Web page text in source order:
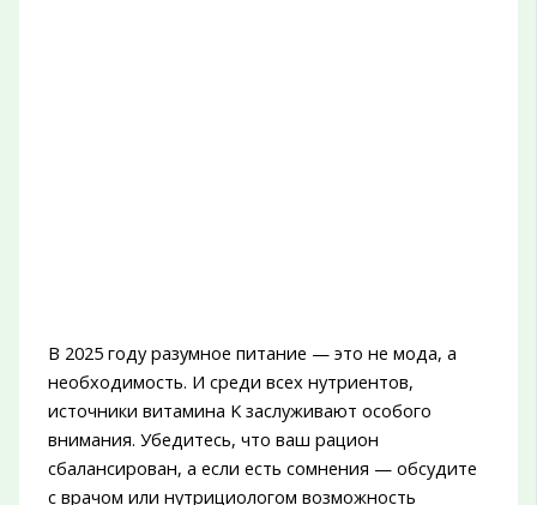
В 2025 году разумное питание — это не мода, а
необходимость. И среди всех нутриентов,
источники витамина K заслуживают особого
внимания. Убедитесь, что ваш рацион
сбалансирован, а если есть сомнения — обсудите
с врачом или нутрициологом возможность